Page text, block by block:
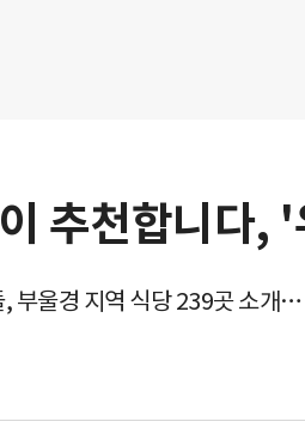
추천합니다,
부울경 지역 식당 239곳 소개